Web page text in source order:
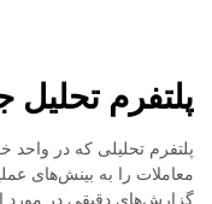
پلتفرم تحلیل
پلتفرم تحلیلی که در واحد
معاملات را به بینش‌های
گزارش‌های دقیقی در مورد